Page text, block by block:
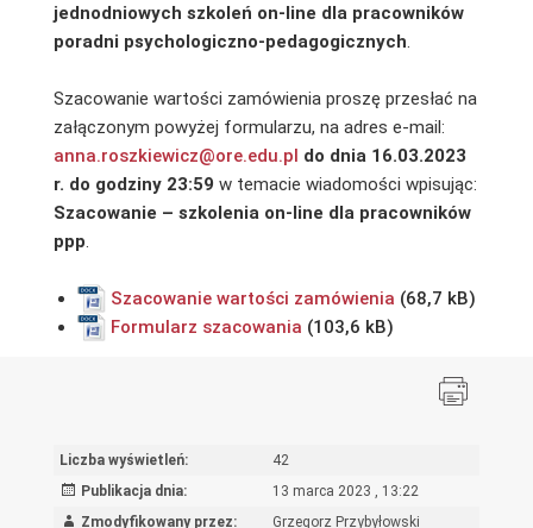
jednodniowych szkoleń on-line dla pracowników
poradni psychologiczno-pedagogicznych.
Szacowanie wartości zamówienia proszę przesłać na
załączonym powyżej formularzu, na adres e-mail:
anna.roszkiewicz@ore.edu.pl do dnia 1 6.03.2023
r. do godziny 23:59 w temacie wiadomości wpisując:
Szacowanie – szkolenia on-line dla pracowników
ppp.
Szacowanie wartości zamówienia
Formularz szacowania
Liczba wyświetleń:
42
Publikacja dnia:
13 marca 2023 , 13:22
Zmodyfikowany przez:
Grzegorz Przybyłowski